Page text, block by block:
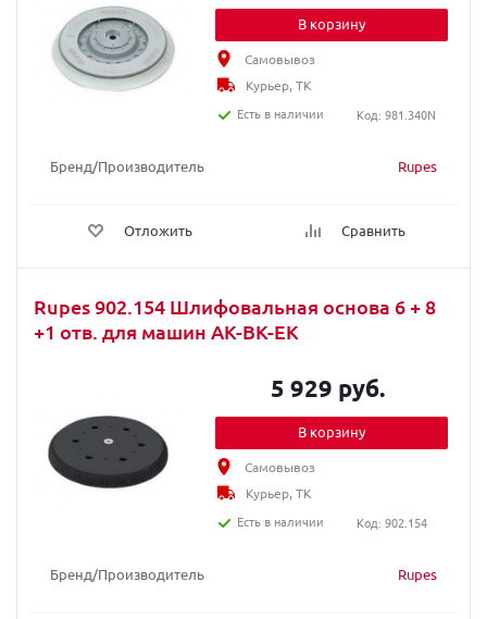
Бренд/Производитель Rupes
Отложить Сравнить
В корзину
Самовывоз
Курьер, ТК
Есть в наличии
Код: 981.340N
Rupes 902.154 Шлифовальная основа 6 + 8
+1 отв. для машин AK-BK-EK
Бренд/Производитель Rupes
5 929 руб.
В корзину
Самовывоз
Курьер, ТК
Есть в наличии
Код: 902.154